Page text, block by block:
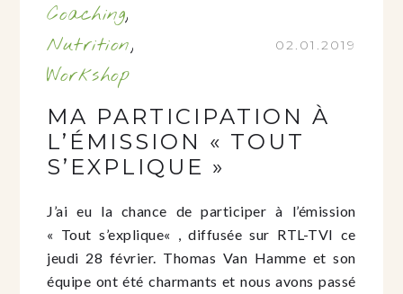
Coaching,
Nutrition,
Workshop
02.01.2019
MA PARTICIPATION À
L’ÉMISSION « TOUT
S’EXPLIQUE »
J’ai eu la chance de participer à l’émission
« Tout s’explique« , diffusée sur RTL-TVI ce
jeudi 28 février. Thomas Van Hamme et son
équipe ont été charmants et nous avons passé